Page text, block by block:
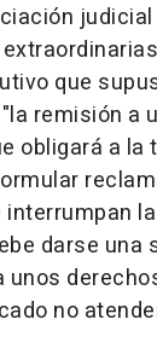
que
remisión a
obligará a la
darse una
unos
no